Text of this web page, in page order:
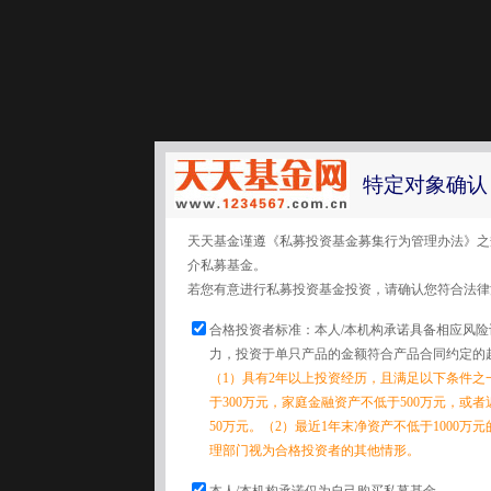
特定对象确认
天天基金谨遵《私募投资基金募集行为管理办法》
介私募基金。
若您有意进行私募投资基金投资，请确认您符合法
合格投资者标准：本人/本机构承诺具备相应风
力，投资于单只产品的金额符合产品合同约定的
（1）具有2年以上投资经历，且满足以下条件
于300万元，家庭金融资产不低于500万元，或
50万元。（2）最近1年末净资产不低于1000万
理部门视为合格投资者的其他情形。